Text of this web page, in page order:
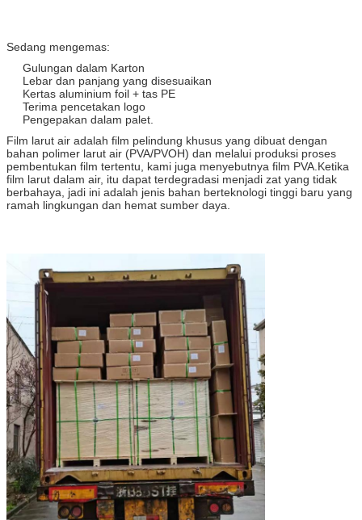
Sedang mengemas:
Gulungan dalam Karton
Lebar dan panjang yang disesuaikan
Kertas aluminium foil + tas PE
Terima pencetakan logo
Pengepakan dalam palet.
Film larut air adalah film pelindung khusus yang dibuat dengan
bahan polimer larut air (PVA/PVOH) dan melalui produksi proses
pembentukan film tertentu, kami juga menyebutnya film PVA.Ketika
film larut dalam air, itu dapat terdegradasi menjadi zat yang tidak
berbahaya, jadi ini adalah jenis bahan berteknologi tinggi baru yang
ramah lingkungan dan hemat sumber daya.